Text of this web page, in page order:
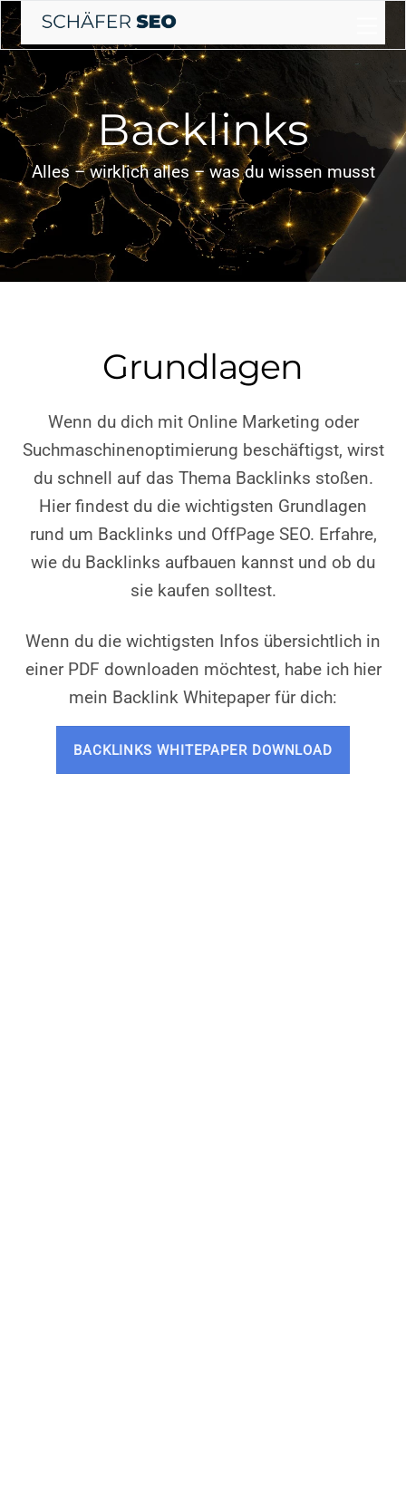
Skip
to
content
Backlinks
Alles – wirklich alles – was du wissen musst
Grundlagen
Wenn du dich mit Online Marketing oder
Suchmaschinenoptimierung beschäftigst, wirst
du schnell auf das Thema Backlinks stoßen.
Hier findest du die wichtigsten Grundlagen
rund um Backlinks und OffPage SEO. Erfahre,
wie du Backlinks aufbauen kannst und ob du
sie kaufen solltest.
Wenn du die wichtigsten Infos übersichtlich in
einer PDF downloaden möchtest, habe ich hier
mein Backlink Whitepaper für dich:
BACKLINKS WHITEPAPER DOWNLOAD